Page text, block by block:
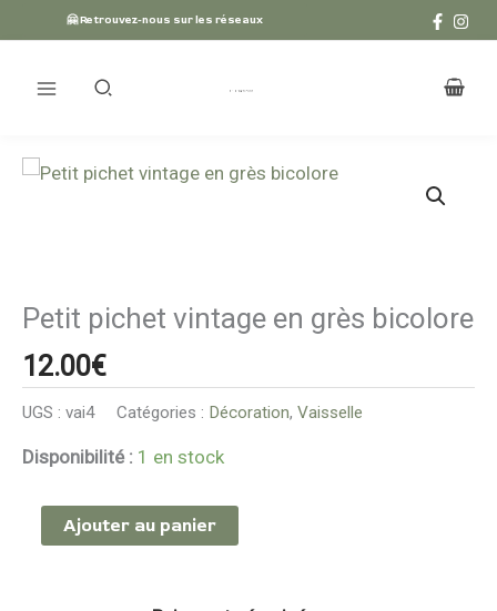
au
contenu
🤗 Retrouvez-nous sur les réseaux
Petit pichet vintage en grès bicolore
12.00€
UGS : vai4 Catégories : Décoration, Vaisselle
Disponibilité : 1 en stock
quantité
en
grès
bicolore
Ajouter au panier